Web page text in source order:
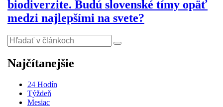
biodiverzite. Budú slovenské tímy opäť
medzi najlepšími na svete?
Najčítanejšie
24 Hodín
Týždeň
Mesiac